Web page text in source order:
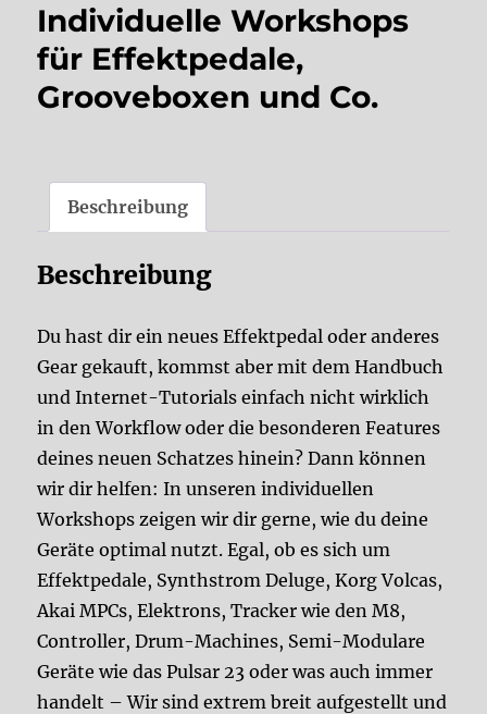
Individuelle Workshops
für Effektpedale,
Grooveboxen und Co.
Beschreibung
Beschreibung
Du hast dir ein neues Effektpedal oder anderes
Gear gekauft, kommst aber mit dem Handbuch
und Internet-Tutorials einfach nicht wirklich
in den Workflow oder die besonderen Features
deines neuen Schatzes hinein? Dann können
wir dir helfen: In unseren individuellen
Workshops zeigen wir dir gerne, wie du deine
Geräte optimal nutzt. Egal, ob es sich um
Effektpedale, Synthstrom Deluge, Korg Volcas,
Akai MPCs, Elektrons, Tracker wie den M8,
Controller, Drum-Machines, Semi-Modulare
Geräte wie das Pulsar 23 oder was auch immer
handelt – Wir sind extrem breit aufgestellt und